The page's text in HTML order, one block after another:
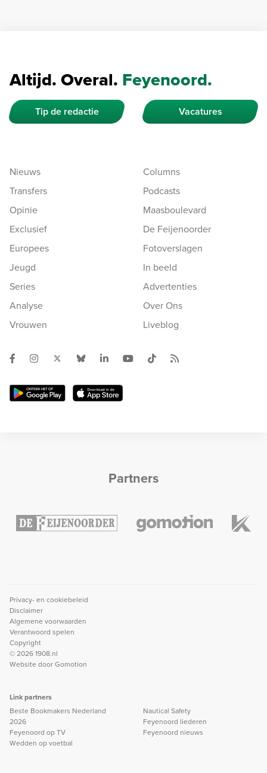
Altijd. Overal. Feyenoord.
Tip de redactie Vacatures
Nieuws
Transfers
Opinie
Exclusief
Europees
Jeugd
Series
Analyse
Vrouwen
Columns
Podcasts
Maasboulevard
De Feijenoorder
Fotoverslagen
In beeld
Advertenties
Over Ons
Liveblog
Partners
Privacy- en cookiebeleid
Disclaimer
Algemene voorwaarden
Verantwoord spelen
Copyright
© 2026 1908.nl
Website doorGomotion
Link partners
Beste Bookmakers Nederland
2026
Feyenoord op TV
Wedden op voetbal
Nautical Safety
Feyenoord liederen
Feyenoord nieuws